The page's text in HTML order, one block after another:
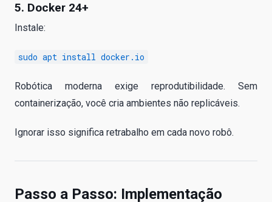
5. Docker 24+
Instale:
sudo apt install docker.io
Robótica moderna exige reprodutibilidade. Sem
containerização, você cria ambientes não replicáveis.
Ignorar isso significa retrabalho em cada novo robô.
Passo a Passo: Implementação